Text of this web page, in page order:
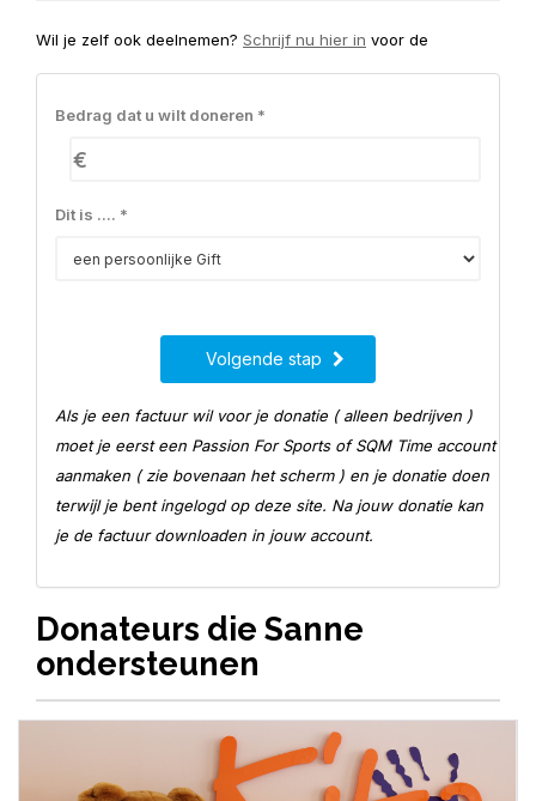
Wil je zelf ook deelnemen? Schrijf nu hier in voor de
Bedrag dat u wilt doneren *
€
Dit is .... *
Volgende stap
Als je een factuur wil voor je donatie ( alleen bedrijven )
moet je eerst een Passion For Sports of SQM Time account
aanmaken ( zie bovenaan het scherm ) en je donatie doen
terwijl je bent ingelogd op deze site. Na jouw donatie kan
je de factuur downloaden in jouw account.
Donateurs die Sanne
ondersteunen